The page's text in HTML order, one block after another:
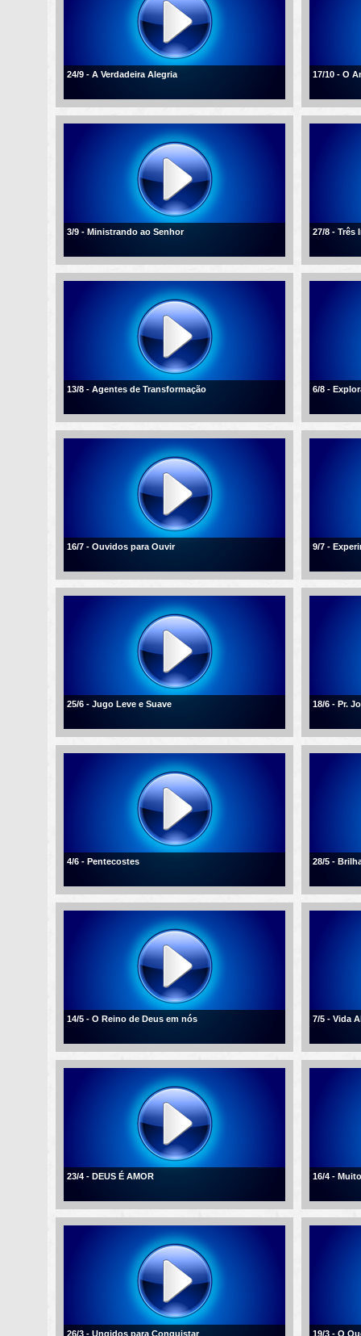
24/9 - A Verdadeira Alegria 17/10 - O
3/9 - Ministrando ao Senhor 27/8 - Três
13/8 - Agentes de Transformação 6/8 -
16/7 - Ouvidos para Ouvir 9/7 -
25/6 - Jugo Leve e Suave 18/6 - Pr.
4/6 - Pentecostes 28/5 -
14/5 - O Reino de Deus em nós 7/5 - Vida
23/4 - DEUS É AMOR 16/4 -
26/3 - Ungidos para Conquistar 19/3 - O